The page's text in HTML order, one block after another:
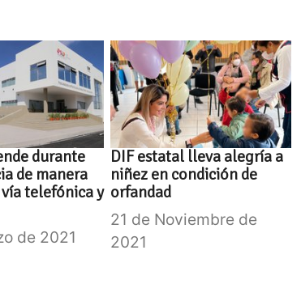
durante
de manera
telefónica y
de 2021
DIF estatal lleva alegría a
niñez en condición de
orfandad
21 de Noviembre de
2021